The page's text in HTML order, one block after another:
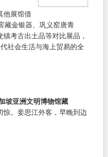
他展馆借
藏金银器、巩义窑唐青
考古出土品等对比展品，
社会生活与海上贸易的全
坡亚洲文明博物馆藏
。妾思江外客，早晚到边